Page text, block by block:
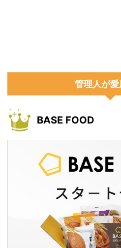
管理人が愛
BASE FOOD